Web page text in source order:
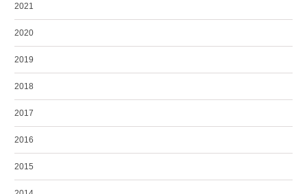
2021
2020
2019
2018
2017
2016
2015